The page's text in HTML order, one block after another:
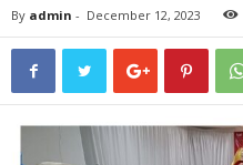
By admin - December 12, 2023